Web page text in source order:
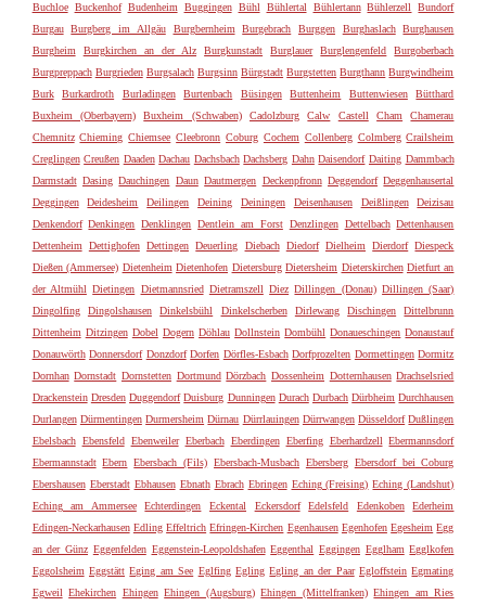
Buchloe Buckenhof Budenheim Buggingen Bühl Bühlertal Bühlertann Bühlerzell
Bundorf
Burgau
Burgberg im Allgäu Burgbernheim Burgebrach Burggen Burghaslach
Burghausen
Burgheim
Burgkirchen an der Alz Burgkunstadt Burglauer Burglengenfeld
Burgoberbach
Burgpreppach Burgrieden Burgsalach Burgsinn Bürgstadt Burgstetten Burgthann Burgwindheim
Burk
Burkardroth Burladingen Burtenbach Büsingen Buttenheim Buttenwiesen
Bütthard
Buxheim (Oberbayern)
Buxheim (Schwaben) Cadolzburg Calw Castell Cham
Chamerau
Chemnitz Chieming Chiemsee Cleebronn Coburg Cochem Collenberg Colmberg Crailsheim
Creglingen Creußen Daaden Dachau Dachsbach Dachsberg Dahn Daisendorf Daiting Dammbach
Darmstadt Dasing Dauchingen Daun Dautmergen Deckenpfronn Deggendorf Deggenhausertal
Deggingen
Deidesheim Deilingen Deining Deiningen Deisenhausen Deißlingen
Deizisau
Denkendorf Denkingen Denklingen Dentlein am Forst Denzlingen Dettelbach Dettenhausen
Dettenheim
Dettighofen Dettingen Deuerling Diebach Diedorf Dielheim Dierdorf Diespeck
Dießen (Ammersee) Dietenheim Dietenhofen Dietersburg Dietersheim Dieterskirchen Dietfurt an
der Altmühl Dietingen Dietmannsried Dietramszell Diez Dillingen (Donau) Dillingen (Saar)
Dingolfing
Dingolshausen Dinkelsbühl Dinkelscherben Dirlewang Dischingen
Dittelbrunn
Dittenheim Ditzingen Dobel Dogern Döhlau Dollnstein Dombühl Donaueschingen Donaustauf
Donauwörth Donnersdorf Donzdorf Dorfen Dörfles-Esbach Dorfprozelten Dormettingen Dormitz
Dornhan Dornstadt Dornstetten Dortmund Dörzbach Dossenheim Dotternhausen Drachselsried
Drackenstein Dresden Duggendorf Duisburg Dunningen Durach Durbach Dürbheim Durchhausen
Durlangen Dürmentingen Durmersheim Dürnau Dürrlauingen Dürrwangen Düsseldorf Dußlingen
Ebelsbach Ebensfeld Ebenweiler Eberbach Eberdingen Eberfing Eberhardzell Ebermannsdorf
Ebermannstadt Ebern Ebersbach (Fils) Ebersbach-Musbach Ebersberg Ebersdorf bei Coburg
Ebershausen Eberstadt Ebhausen Ebnath Ebrach Ebringen Eching (Freising) Eching (Landshut)
Eching am Ammersee
Echterdingen Eckental Eckersdorf Edelsfeld Edenkoben
Ederheim
Edingen-Neckarhausen Edling Effeltrich Efringen-Kirchen Egenhausen Egenhofen Egesheim Egg
an der Günz Eggenfelden Eggenstein-Leopoldshafen Eggenthal Eggingen Egglham Egglkofen
Eggolsheim Eggstätt Eging am See Eglfing Egling Egling an der Paar Egloffstein Egmating
Egweil Ehekirchen Ehingen Ehingen (Augsburg) Ehingen (Mittelfranken) Ehingen am Ries